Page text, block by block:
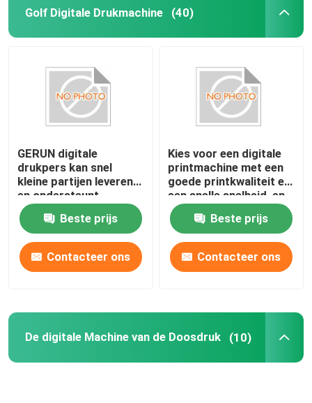
Golf Digitale Drukmachine (40)
GERUN digitale
drukpers kan snel
kleine partijen leveren
en ondersteunt
gepersonaliseerde
gepersonaliseerde
verpakkingsdruk
Beste prijs
Contacteer ons
Kies voor een digitale
printmachine met een
goede printkwaliteit en
een snelle snelheid, en
natuurlijk voor Gerium.
Beste prijs
Contacteer ons
De digitale Machine van de Doosdruk (10)